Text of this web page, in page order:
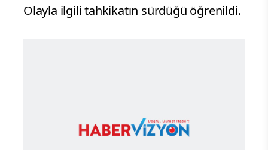
Olayla ilgili tahkikatın sürdüğü öğrenildi.